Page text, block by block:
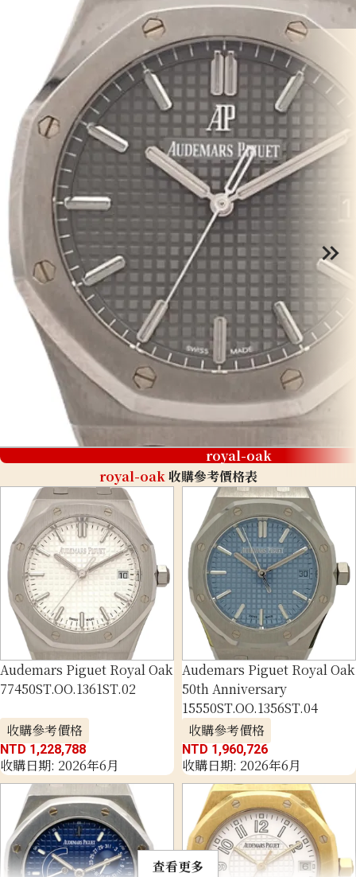
royal-oak
royal-oak收購參考價格表
Audemars Piguet Royal Oak
77450ST.OO.1361ST.02
收購參考價格
NTD 1,228,788
收購日期: 2026年6月
Audemars Piguet Royal Oak
50th Anniversary
15550ST.OO.1356ST.04
收購參考價格
NTD 1,960,726
收購日期: 2026年6月
查看更多